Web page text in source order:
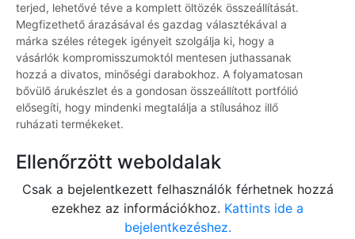
terjed, lehetővé téve a komplett öltözék összeállítását.
Megfizethető árazásával és gazdag választékával a
márka széles rétegek igényeit szolgálja ki, hogy a
vásárlók kompromisszumoktól mentesen juthassanak
hozzá a divatos, minőségi darabokhoz. A folyamatosan
bővülő árukészlet és a gondosan összeállított portfólió
elősegíti, hogy mindenki megtalálja a stílusához illő
ruházati termékeket.
Ellenőrzött weboldalak
Csak a bejelentkezett felhasználók férhetnek hozzá
ezekhez az információkhoz. Kattints ide a
bejelentkezéshez.